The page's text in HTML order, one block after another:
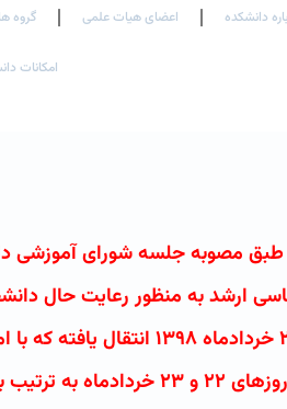
دانشکده اعضای هیات علمی گروه
امکانات
طبق مصوبه جلسه شورای آموزشی
که برگزاری کنکور کارشناسی ارشد به منظور
کشور توسط سازمان سنجش آموزش کشور به تاریخ های